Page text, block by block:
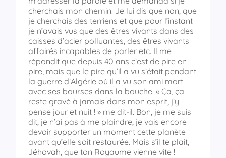
cherchais mon chemin. Je lui dis que non, que
je cherchais des terriens et que pour l’instant
je n’avais vus que des êtres vivants dans des
caisses d’acier polluantes, des êtres vivants
affairés incapables de parler etc. Il me
répondit que depuis 40 ans c’est de pire en
pire, mais que le pire qu’il a vu s’était pendant
la guerre d’Algérie où il a vu son ami mort
avec ses bourses dans la bouche. « Ça, ça
reste gravé à jamais dans mon esprit, j’y
pense jour et nuit ! » me dit-il. Bon, je me suis
dit, je n’ai pas à me plaindre, je vais encore
devoir supporter un moment cette planète
avant qu’elle soit restaurée. Mais s’il te plait,
Jéhovah, que ton Royaume vienne vite !